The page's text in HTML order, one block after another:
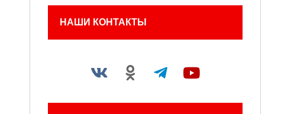
НАШИ КОНТАКТЫ